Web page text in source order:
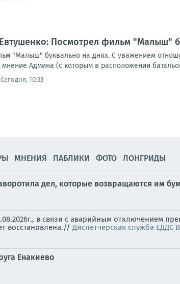
Посмотрел фильм "Малыш"
"Малыш" буквально на днях. С уважением
мнение Админа (с которым в расположении
Сегодня, 10:33
МНЕНИЯ ПАБЛИКИ ФОТО ЛОНГРИДЫ
дел, которые возвращаются им
в связи с аварийным отключением
восстановлена.// Диспетчерская служба ЕДДС
Енакиево